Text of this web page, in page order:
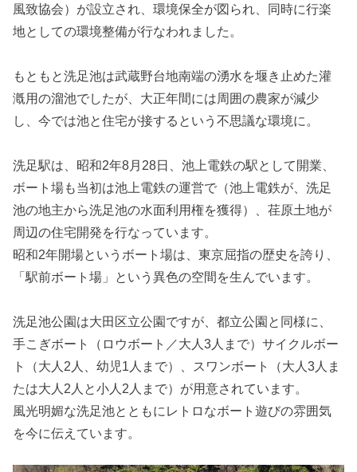
風致協会）が設立され、環境保全が図られ、同時に行楽
地としての環境整備が行なわれました。
もともと洗足池は武蔵野台地南端の湧水を堰き止めた灌
漑用の溜池でしたが、大正年間には周囲の農家が減少
し、今では池と住宅が接するという不思議な環境に。
洗足駅は、昭和2年8月28日、池上電鉄の駅として開業、
ボート場も当初は池上電鉄の運営で（池上電鉄が、洗足
池の地主から洗足池の水面利用権を獲得）、荏原土地が
周辺の住宅開発を行なっています。
昭和2年開場というボート場は、東京屈指の歴史を誇り、
「駅前ボート場」という異色の空間を生んでいます。
洗足池公園は大田区立公園ですが、都立公園と同様に、
手こぎボート（ロウボート／大人3人まで）サイクルボー
ト（大人2人、幼児1人まで）、スワンボート（大人3人ま
たは大人2人と小人2人まで）が用意されています。
風光明媚な洗足池とともにレトロなボート遊びの雰囲気
を今に伝えています。